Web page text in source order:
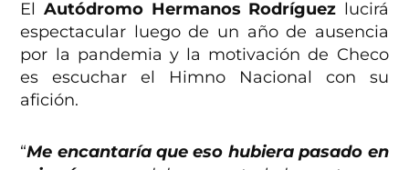
El Autódromo Hermanos Rodríguez lucirá
espectacular luego de un año de ausencia
por la pandemia y la motivación de Checo
es escuchar el Himno Nacional con su
afición.
“Me encantaría que eso hubiera pasado en